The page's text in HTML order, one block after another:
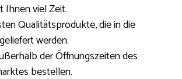
Ihnen viel Zeit.
Qualitätsprodukte, die in die
werden.
der Öffnungszeiten des
bestellen.